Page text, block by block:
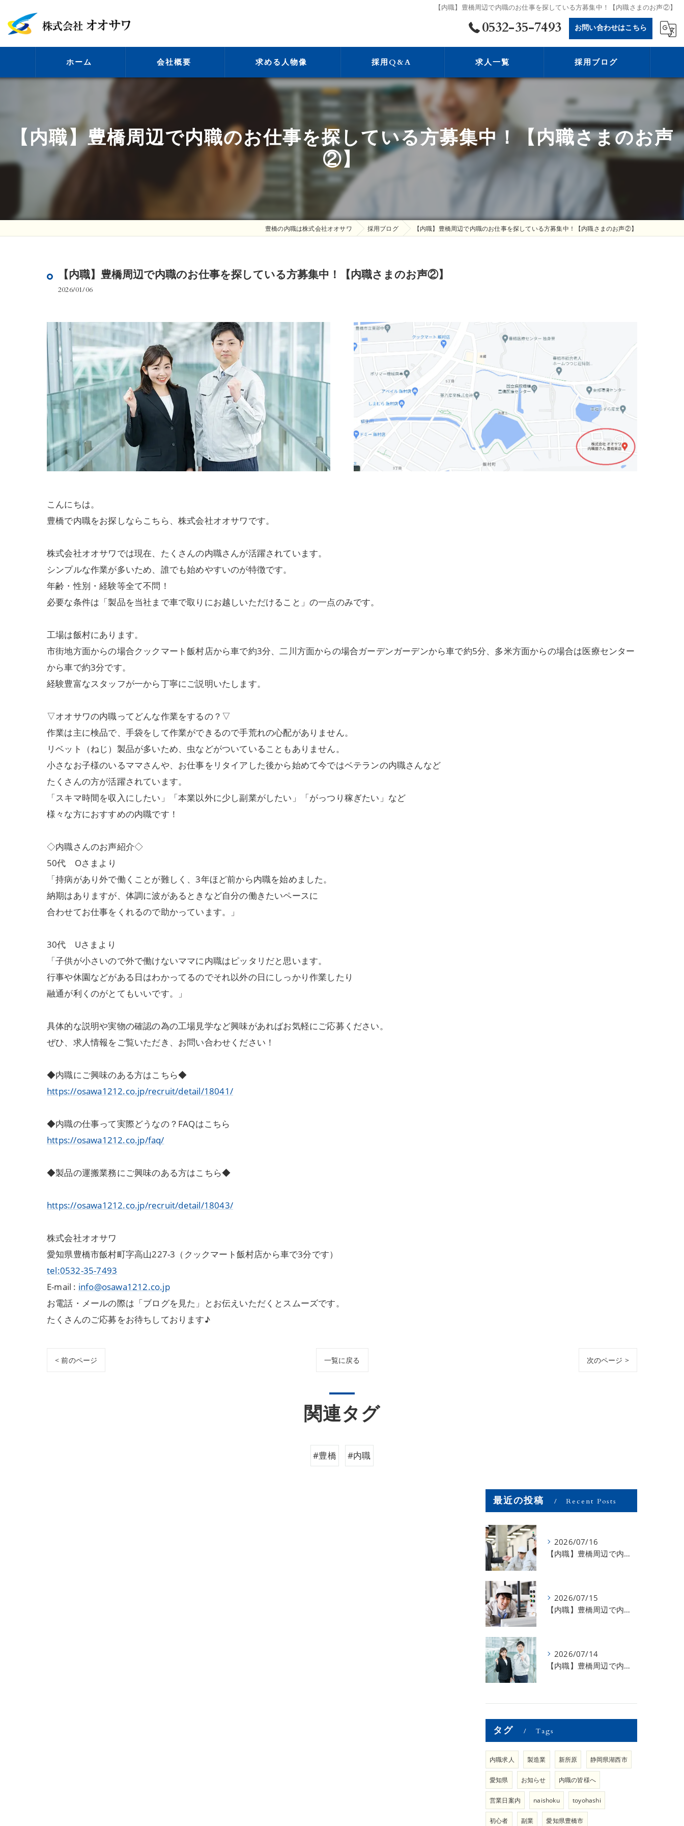
【内職】豊橋周辺で内職のお仕事を探している方募集中！【内職さまのお声②】
0532-35-7493 お問い合わせはこちら
ホーム 会社概要
ビジョン
求める人物像 採用Q&A 求人一覧 採用ブログ
【内職】豊橋周辺で内職のお仕事を探している方募集中！【内職さまのお声
②】
豊橋の内職は株式会社オオサワ 採用ブログ 【内職】豊橋周辺で内職のお仕事を探している方募集中！【内職さまのお声②】
【内職】豊橋周辺で内職のお仕事を探している方募集中！【内職さまのお声②】
2026/01/06
こんにちは。
豊橋で内職をお探しならこちら、株式会社オオサワです。
株式会社オオサワでは現在、たくさんの内職さんが活躍されています。
シンプルな作業が多いため、誰でも始めやすいのが特徴です。
年齢・性別・経験等全て不問！
必要な条件は「製品を当社まで車で取りにお越しいただけること」の一点のみです。
工場は飯村にあります。
市街地方面からの場合クックマート飯村店から車で約3分、二川方面からの場合ガーデンガーデンから車で約5分、多米方面からの場合は医療センター
から車で約3分です。
経験豊富なスタッフが一から丁寧にご説明いたします。
▽オオサワの内職ってどんな作業をするの？▽
作業は主に検品で、手袋をして作業ができるので手荒れの心配がありません。
リベット（ねじ）製品が多いため、虫などがついていることもありません。
小さなお子様のいるママさんや、お仕事をリタイアした後から始めて今ではベテランの内職さんなど
たくさんの方が活躍されています。
「スキマ時間を収入にしたい」「本業以外に少し副業がしたい」「がっつり稼ぎたい」など
様々な方におすすめの内職です！
◇内職さんのお声紹介◇
50代 Oさまより
「持病があり外で働くことが難しく、3年ほど前から内職を始めました。
納期はありますが、体調に波があるときなど自分の働きたいペースに
合わせてお仕事をくれるので助かっています。」
30代 Uさまより
「子供が小さいので外で働けないママに内職はピッタリだと思います。
行事や休園などがある日はわかってるのでそれ以外の日にしっかり作業したり
融通が利くのがとてもいいです。」
具体的な説明や実物の確認の為の工場見学など興味があればお気軽にご応募ください。
ぜひ、求人情報をご覧いただき、お問い合わせください！
◆内職にご興味のある方はこちら◆
https://osawa1212.co.jp/recruit/detail/18041/
◆内職の仕事って実際どうなの？FAQはこちら
https://osawa1212.co.jp/faq/
◆製品の運搬業務にご興味のある方はこちら◆
https://osawa1212.co.jp/recruit/detail/18043/
株式会社オオサワ
愛知県豊橋市飯村町字高山227-3（クックマート飯村店から車で3分です）
tel:0532-35-7493
E-mail : info@osawa1212.co.jp
お電話・メールの際は「ブログを見た」とお伝えいただくとスムーズです。
たくさんのご応募をお待ちしております♪
< 前のページ 一覧に戻る 次のページ >
関連タグ
#豊橋 #内職
最近の投稿 Recent Posts
2026/07/16
【内職】豊橋周辺で内職のお仕事を探している方募集中！【お仕事の内容】
2026/07/15
【内職】豊橋周辺で内職のお仕事を探している方募集中！【急な学級閉鎖も安心】
2026/07/14
【内職】豊橋周辺で内職のお仕事を探している方募集中！【内職さまのお声②】
タグ Tags
内職求人 製造業 新所原 静岡県湖西市
愛知県 お知らせ 内職の皆様へ
営業日案内 naishoku toyohashi
初心者 副業 愛知県豊橋市